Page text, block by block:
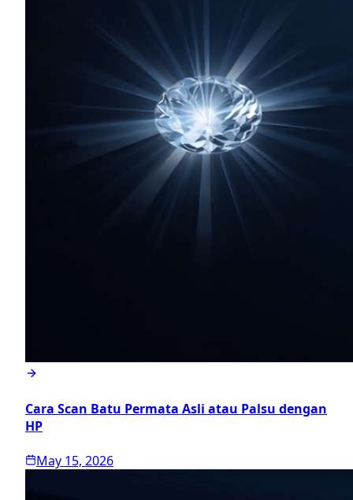
Cara Scan Batu Permata Asli atau Palsu dengan
HP
May 15, 2026